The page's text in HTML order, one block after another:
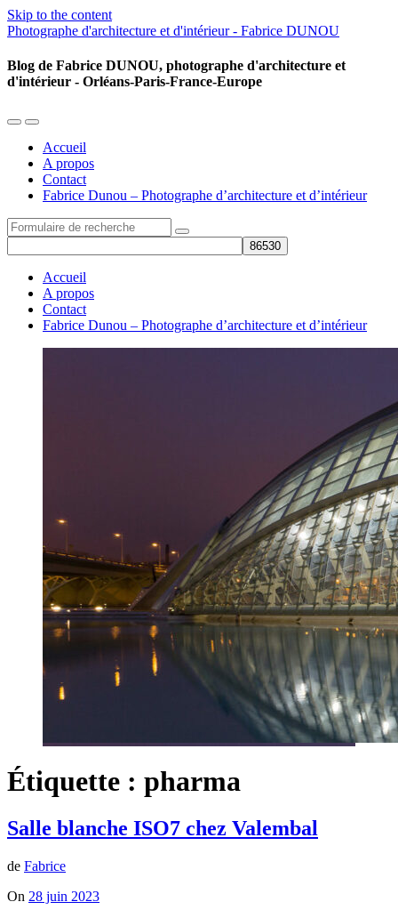
Skip to the content
Photographe d'architecture et d'intérieur - Fabrice DUNOU
Blog de Fabrice DUNOU, photographe d'architecture et
d'intérieur - Orléans-Paris-France-Europe
Toggle
mobile
menu
Toggle
the
search
field
Accueil
A propos
Contact
Fabrice Dunou – Photographe d’architecture et d’intérieur
Search
Accueil
A propos
Contact
Fabrice Dunou – Photographe d’architecture et d’intérieur
Étiquette : pharma
Salle blanche ISO7 chez Valembal
de Fabrice
On 28 juin 2023